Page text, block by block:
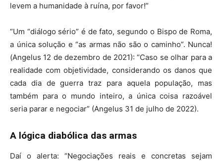
levem a humanidade à ruína, por favor!”
“Um “diálogo sério” é de fato, segundo o Bispo de Roma,
a única solução e “as armas não são o caminho”. Nunca!
(Angelus 12 de dezembro de 2021): “Caso se olhar para a
realidade com objetividade, considerando os danos que
cada dia de guerra traz para aquela população, mas
também para o mundo inteiro, a única coisa razoável
seria parar e negociar” (Angelus 31 de julho de 2022).
A lógica diabólica das armas
Daí o alerta: “Negociações reais e concretas sejam